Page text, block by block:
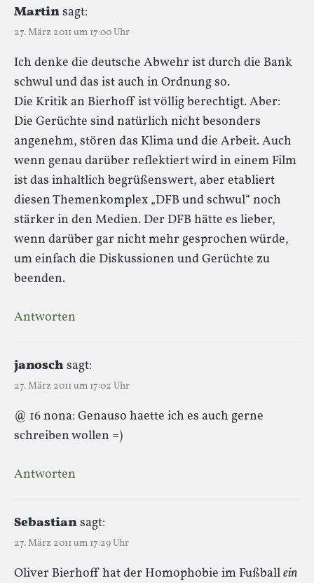
Martinsagt:
27. März 2011 um 17:00 Uhr
Ich denke die deutsche Abwehr ist durch die Bank
schwul und das ist auch in Ordnung so.
Die Kritik an Bierhoff ist völlig berechtigt. Aber:
Die Gerüchte sind natürlich nicht besonders
angenehm, stören das Klima und die Arbeit. Auch
wenn genau darüber reflektiert wird in einem Film
ist das inhaltlich begrüßenswert, aber etabliert
diesen Themenkomplex „DFB und schwul“ noch
stärker in den Medien. Der DFB hätte es lieber,
wenn darüber gar nicht mehr gesprochen würde,
um einfach die Diskussionen und Gerüchte zu
beenden.
Antworten
janosch sagt:
27. März 2011 um 17:02 Uhr
@ 16 nona: Genauso haette ich es auch gerne
schreiben wollen =)
Antworten
Sebastiansagt:
27. März 2011 um 17:29 Uhr
Oliver Bierhoff hat der Homophobie im Fußballein